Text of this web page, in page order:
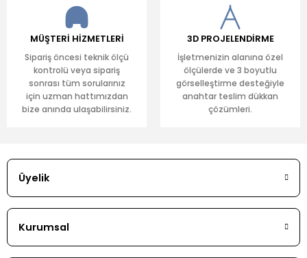
MÜŞTERİ HİZMETLERİ
Sipariş öncesi teknik ölçü
kontrolü veya sipariş
sonrası tüm sorularınız
için uzman hattımızdan
bize anında ulaşabilirsiniz.
3D PROJELENDİRME
İşletmenizin alanına özel
ölçülerde ve 3 boyutlu
görselleştirme desteğiyle
anahtar teslim dükkan
çözümleri.
Üyelik
Kurumsal